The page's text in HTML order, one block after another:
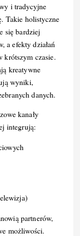
i tradycyjne
Takie holistyczne
się bardziej
a efekty działań
krótszym czasie.
kreatywne
wyniki,
danych.
kanały
integrują:
partnerów,
możliwości.